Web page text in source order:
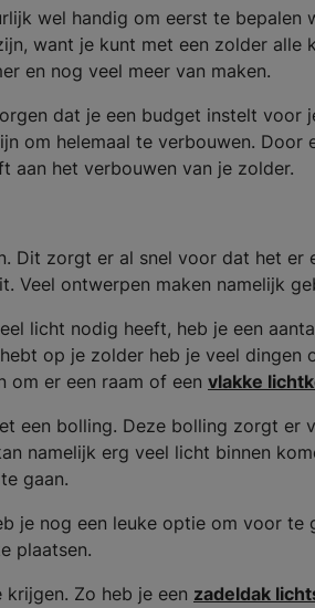
wel handig om eerst te bepalen
want je kunt met een zolder alle
en nog veel meer van maken.
dat je een budget instelt voor
om helemaal te verbouwen. Door
aan het verbouwen van je zolder.
Dit zorgt er al snel voor dat het
ontwerpen maken namelijk
licht nodig heeft, heb je een
op je zolder heb je veel dingen
om er een raam of een vlakke
een bolling. Deze bolling zorgt er
namelijk erg veel licht binnen
gaan.
je nog een leuke optie om voor te
plaatsen.
Zo heb je een zadeldak